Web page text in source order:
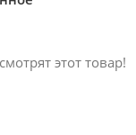
этот товар!